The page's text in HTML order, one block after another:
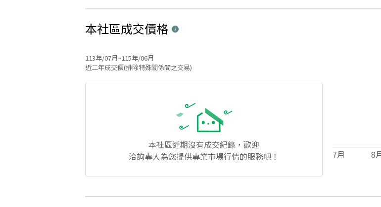
本社區成交價格
113年/07月~115年/06月
近二年成交價(排除特殊關係間之交易)
本社區近期沒有成交紀錄，歡迎
洽詢專人為您提供專業市場行情的服務吧！
7月 8